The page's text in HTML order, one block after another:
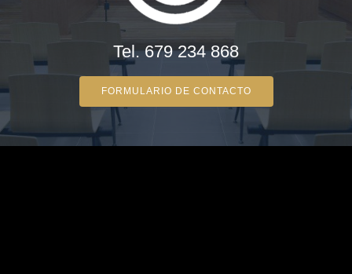
Tel. 679 234 868
FORMULARIO DE CONTACTO